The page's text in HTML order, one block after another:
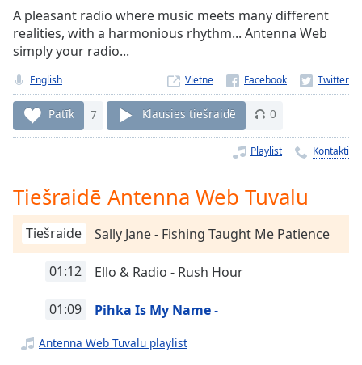
Stream
TypeLIVE
Seek to
live,
currently
behind
liveLIVE
Remaining
Time-
Playback
Rate
Chapters
Descriptions
descriptions
A pleasant radio where music meets many different
realities, with a harmonious rhythm... Antenna Web
simply your radio...
English Vietne
Patīk 7 Klausies tiešraidē 0
Playlist Kontakti
Tiešraidē Antenna Web Tuvalu
Tiešraide Sally Jane - Fishing Taught Me Patience
01:12 Ello & Radio - Rush Hour
01:09 Pihka Is My Name-
Antenna Web Tuvalu playlist